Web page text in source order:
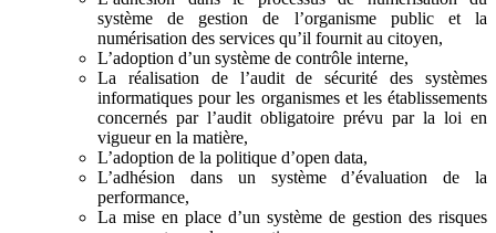
système de gestion de l’organisme public et la
numérisation des services qu’il fournit au citoyen,
L’adoption d’un système de contrôle interne,
La réalisation de l’audit de sécurité des systèmes
informatiques pour les organismes et les établissements
concernés par l’audit obligatoire prévu par la loi en
vigueur en la matière,
L’adoption de la politique d’open data,
L’adhésion dans un système d’évaluation de la
performance,
La mise en place d’un système de gestion des risques